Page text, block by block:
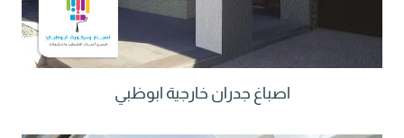
اصباغ جدران خارجية ابوظبي